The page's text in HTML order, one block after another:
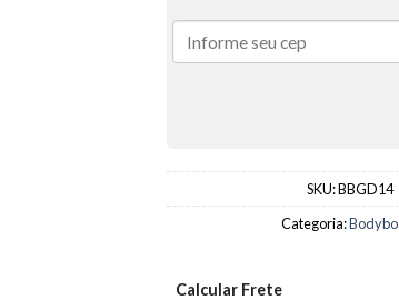
SKU:BBGD14
Categoria:
Calcular Frete